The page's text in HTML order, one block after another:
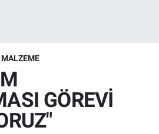
GÖREVİ